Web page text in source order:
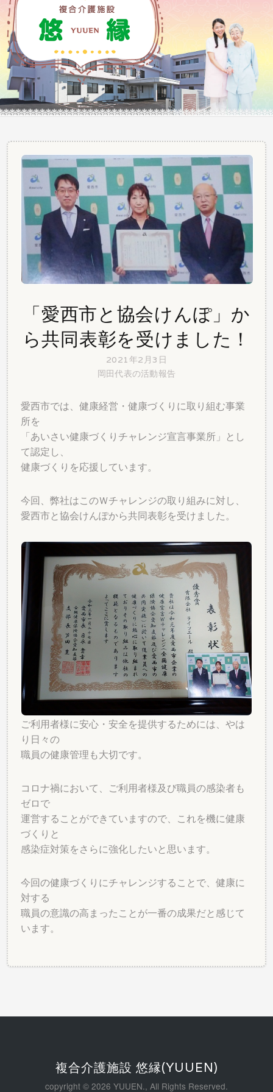
ふれあう そして自分らしく・・・
「愛西市と協会けんぽ」か
ら共同表彰を受けました！
2021年2月3日
岡田代表の活動報告
愛西市では、健康経営・健康づくりに取り組む事業
所を
「あいさい健康づくりチャレンジ宣言事業所」とし
て認定し、
健康づくりを応援しています。
今回、弊社はこのＷチャレンジの取り組みに対し、
愛西市と協会けんぽから共同表彰を受けました。
ご利用者様に安心・安全を提供するためには、やは
り日々の
職員の健康管理も大切です。
コロナ禍において、ご利用者様及び職員の感染者も
ゼロで
運営することができていますので、これを機に健康
づくりと
感染症対策をさらに強化したいと思います。
今回の健康づくりにチャレンジすることで、健康に
対する
職員の意識の高まったことが一番の成果だと感じて
います。
複合介護施設 悠縁(YUUEN)
copyright © 2026 YUUEN., All Rights Reserved.